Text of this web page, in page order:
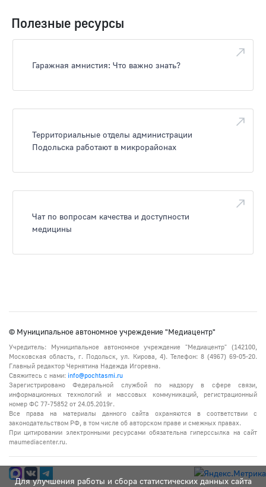
Полезные ресурсы
Гаражная амнистия: Что важно знать?
Территориальные отделы администрации
Подольска работают в микрорайонах
Чат по вопросам качества и доступности
медицины
Для улучшения работы и сбора статистических данных сайта
© Муниципальное автономное учреждение "Медиацентр"
Учредитель: Муниципальное автономное учреждение "Медиацентр" (142100,
Московская область, г. Подольск, ул. Кирова, 4). Телефон: 8 (4967) 69-05-20.
Главный редактор Чернятина Надежда Игоревна.
Свяжитесь с нами: info@pochtasmi.ru
Зарегистрировано Федеральной службой по надзору в сфере связи,
информационных технологий и массовых коммуникаций, регистрационный
номер ФС 77-75852 от 24.05.2019г.
Все права на материалы данного сайта охраняются в соответствии с
законодательством РФ, в том числе об авторском праве и смежных правах.
При цитировании электронными ресурсами обязательна гиперссылка на сайт
maumediacenter.ru.